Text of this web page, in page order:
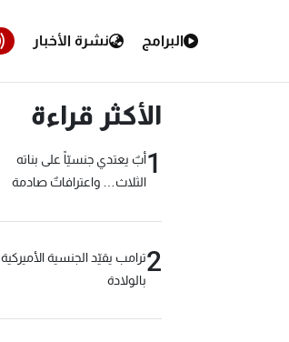
البرامج نشرة الأخبار
الأكثر قراءة
1أبٌ يعتدي جنسيّاً على بناته
الثلاث… واعترافاتٌ صادمة
2ترامب يقيّد الجنسية الأميركية
بالولادة